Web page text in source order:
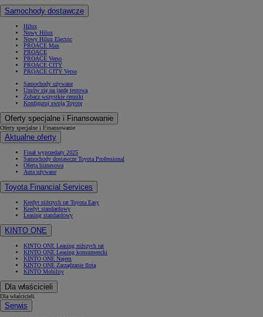
Samochody dostawcze
Hilux
Nowy Hilux
Nowy Hilux Electric
PROACE Max
PROACE
PROACE Verso
PROACE CITY
PROACE CITY Verso
Samochody używane
Umów się na jazdę testową
Zobacz wszystkie cenniki
Konfiguruj swoją Toyotę
Oferty specjalne i Finansowanie
Oferty specjalne i Finansowanie
Aktualne oferty
Finał wyprzedaży 2025
Samochody dostawcze Toyota Professional
Oferta biznesowa
Auta używane
Toyota Financial Services
Kredyt niższych rat Toyota Easy
Kredyt standardowy
Leasing standardowy
KINTO ONE
KINTO ONE Leasing niższych rat
KINTO ONE Leasing konsumencki
KINTO ONE Najem
KINTO ONE Zarządzanie flotą
KINTO Mobility
Dla właścicieli
Dla właścicieli
Serwis